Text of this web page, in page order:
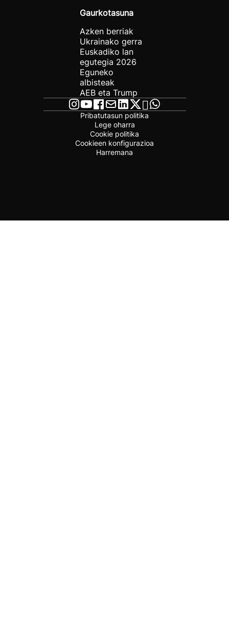
Gaurkotasuna
Azken berriak
Ukrainako gerra
Euskadiko lan
egutegia 2026
Eguneko
albisteak
AEB eta Trump
Pribatutasun politika
Lege oharra
Cookie politika
Cookieen konfigurazioa
Harremana